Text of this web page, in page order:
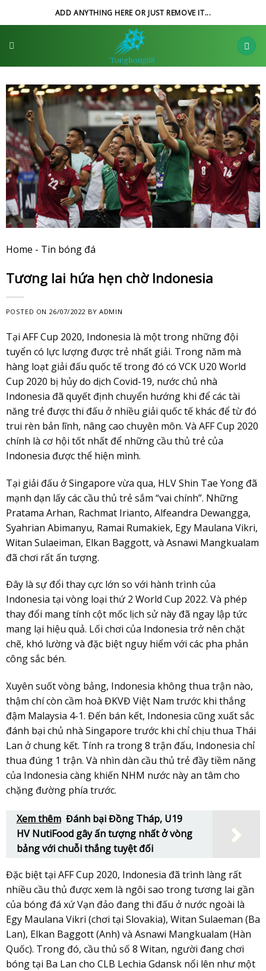
to
ADD ANYTHING HERE OR JUST REMOVE IT...
Home - Tin bóng đá
Tương lai hứa hẹn chờ Indonesia
POSTED ON 26/07/2022 BYADMIN
Tại AFF Cup 2020, Indonesia là một trong những đội
tuyển có lực lượng được trẻ nhất giải. Trong năm mà
hàng loạt giải đấu quốc tế trong đó có VCK U20 World
Cup 2020 bị hủy do dịch Covid-19, nước chủ nhà
Indonesia đã quyết định chuyển hướng khi để các tài
năng trẻ được thi đấu ở nhiều giải quốc tế khác để từ đó
trui rèn bản lĩnh, nâng cao chuyên môn. Và AFF Cup 2020
chính là cơ hội tốt nhất để những cầu thủ trẻ của
Indonesia được thể hiện mình.
Tại giải đấu ở Singapore vừa qua, HLV Shin Tae Yong đã
mạnh dạn lấy các cầu thủ trẻ sắm “vai chính”. Những
Pratama Arhan, Rachmat Irianto, Alfeandra Dewangga,
Syahrian Abimanyu, Ramai Rumakiek, Egy Maulana Vikri,
Witan Sulaeiman, Elkan Baggott, và Asnawi Mangkualam
đã chơi rất ấn tượng.
Đây là sự đổi thay cực lớn so với hành trình của
Indonesia tại vòng loại thứ 2 World Cup 2022. Và phép
thay đổi mang tính cột mốc lịch sử này đã ngay lập tức
mang lại hiệu quả. Lối chơi của Indonesia trở nên chặt
chẽ, khó lường và đặc biệt nguy hiểm với các pha phản
công sắc bén.
Xuyên suốt vòng bảng, Indonesia không thua trận nào,
thậm chí còn cầm hoà ĐKVĐ Việt Nam trước khi thắng
đậm Malaysia 4-1. Đến bán kết, Indonesia cũng xuất sắc
đánh bại chủ nhà Singapore trước khi chỉ chịu thua Thái
Lan ở chung kết. Tính ra trong 8 trận đấu, Indonesia chỉ
thua đúng 1 trận. Và nhìn dàn cầu thủ trẻ đầy tiềm năng
của Indonesia càng khiến NHM nước này an tâm cho
chặng đường phía trước.
Xem thêm Đánh bại Đồng Tháp, U19
HV NutiFood gây ấn tượng nhất ở vòng
bảng với chuỗi thắng tuyệt đối
Đặc biệt tại AFF Cup 2020, Indonesia đã trình làng rất
nhiều cầu thủ được xem là ngôi sao trong tương lai gần
của bóng đá xứ Vạn đảo đang thi đấu ở nước ngoài là
Egy Maulana Vikri (chơi tại Slovakia), Witan Sulaeman (Ba
Lan), Elkan Baggott (Anh) và Asnawi Mangkualam (Hàn
Quốc). Trong đó, cầu thủ số 8 Witan, người đang chơi
bóng tại Ba Lan cho CLB Lechia Gdansk nổi lên như một